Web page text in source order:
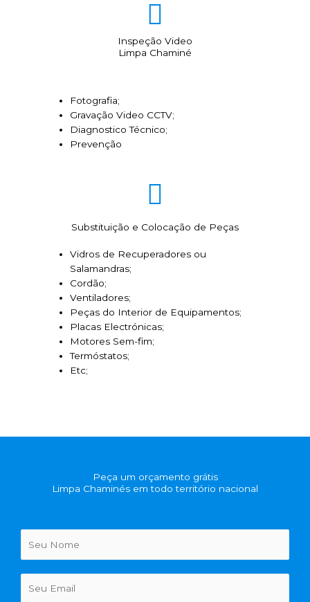
Inspeção Video
Limpa Chaminé
Fotografia;
Gravação Video CCTV;
Diagnostico Técnico;
Prevenção
Substituição e Colocação de Peças
Vidros de Recuperadores ou
Salamandras;
Cordão;
Ventiladores;
Peças do Interior de Equipamentos;
Placas Electrónicas;
Motores Sem-fim;
Termóstatos;
Etc;
Peça um orçamento grátis
Limpa Chaminés em todo território nacional